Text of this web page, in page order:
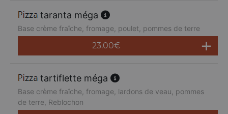
taranta méga
Base crème fraîche, fromage, poulet, pommes de terre
23.00€
tartiflette méga
Base crème fraîche, fromage, lardons de veau, pommes
de terre, Reblochon